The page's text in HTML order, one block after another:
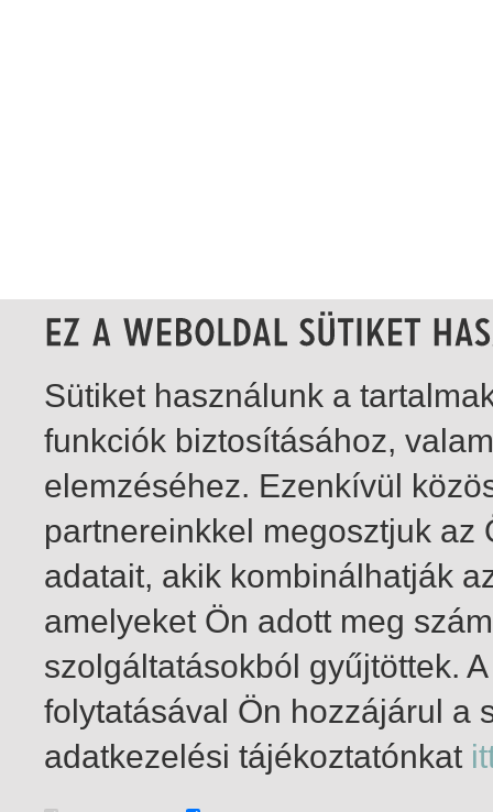
1-1 / total 1 hit
Sütiket használunk a
funkciók biztosításához,
elemzéséhez. Ezenkívül
partnereinkkel megosztjuk
adatait, akik kombinálhatják
amelyeket Ön adott meg
szolgáltatásokból gyűjtöttek.
folytatásával Ön hozzájárul a
adatkezelési tájékoztatónkat